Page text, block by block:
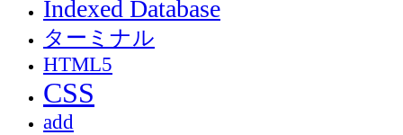
Indexed Database
ターミナル
HTML5
CSS
add